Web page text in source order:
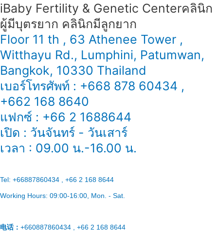
iBaby Fertility & Genetic Center​ คลินิก
ผู้มีบุตรยาก คลินิกมีลูกยาก
Floor 11 th , 63 Athenee Tower ,
Witthayu Rd., Lumphini, Patumwan,
Bangkok, 10330 Thailand
เบอร์โทรศัพท์ : +668 878 60434 ,
+662 168 8640
แฟกซ์ : +66 2 1688644
เปิด : วันจันทร์ - วันเสาร์
เวลา : 09.00 น.-16.00 น.
Tel: +66887860434 , +66 2 168 8644
Working Hours: 09:00-16:00 , Mon. - Sat.
电话： +660887860434 , +66 2 168 8644